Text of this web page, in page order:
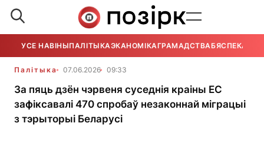
УСЕ НАВІНЫПАЛІТЫКАЭКАНОМІКАГРАМАДСТВАБЯСПЕКА
Палітыка 07.06.2026 09:33
За пяць дзён чэрвеня суседнія краіны ЕС
зафіксавалі 470 спробаў незаконнай міграцыі
з тэрыторыі Беларусі